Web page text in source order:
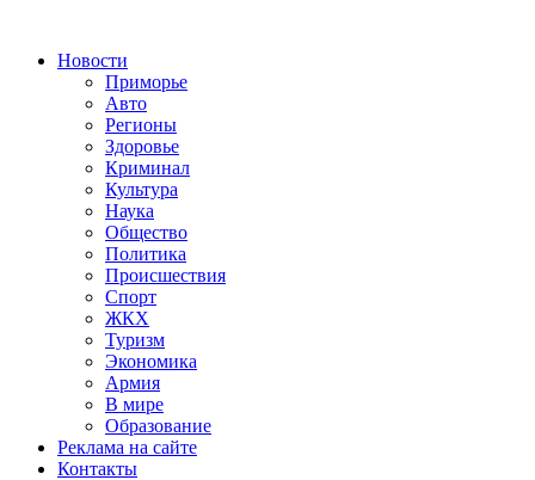
Новости
Приморье
Авто
Регионы
Здоровье
Криминал
Культура
Наука
Общество
Политика
Происшествия
Спорт
ЖКХ
Туризм
Экономика
Армия
В мире
Образование
Реклама на сайте
Контакты